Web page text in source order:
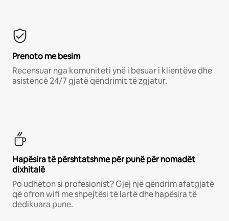
Prenoto me besim
Recensuar nga komuniteti ynë i besuar i klientëve dhe
asistencë 24/7 gjatë qëndrimit të zgjatur.
Hapësira të përshtatshme për punë për nomadët
dixhitalë
Po udhëton si profesionist? Gjej një qëndrim afatgjatë
që ofron wifi me shpejtësi të lartë dhe hapësira të
dedikuara pune.